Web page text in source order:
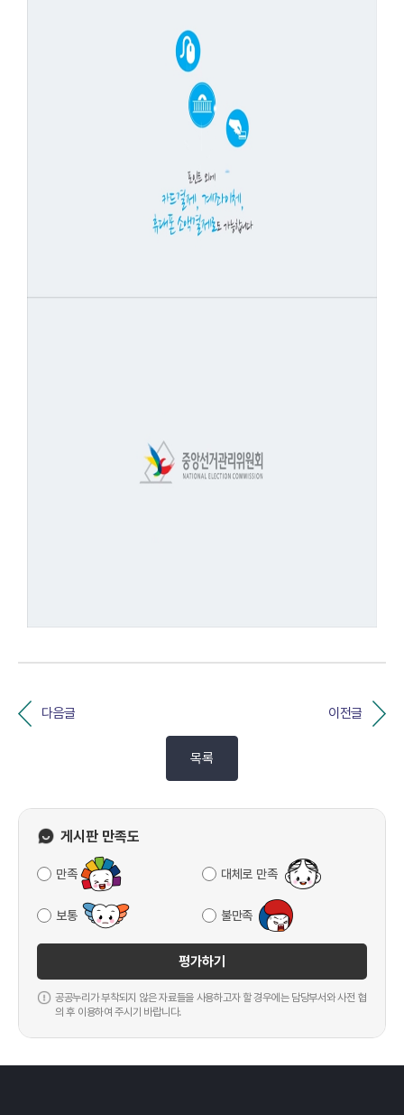
다음글 이전글
목록
게시판 만족도
만족 대체로 만족
보통 불만족
평가하기
공공누리가 부착되지 않은 자료들을 사용하고자 할 경우에는 담당부서와 사전 협
의 후 이용하여 주시기 바랍니다.